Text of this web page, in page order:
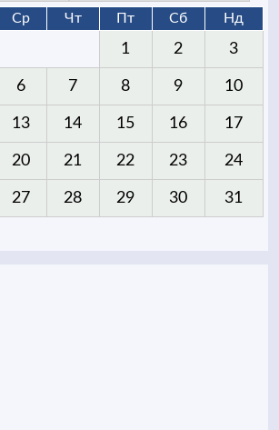
Ср Чт Пт Сб Нд
1 2 3
6 7 8 9 10
13 14 15 16 17
20 21 22 23 24
27 28 29 30 31